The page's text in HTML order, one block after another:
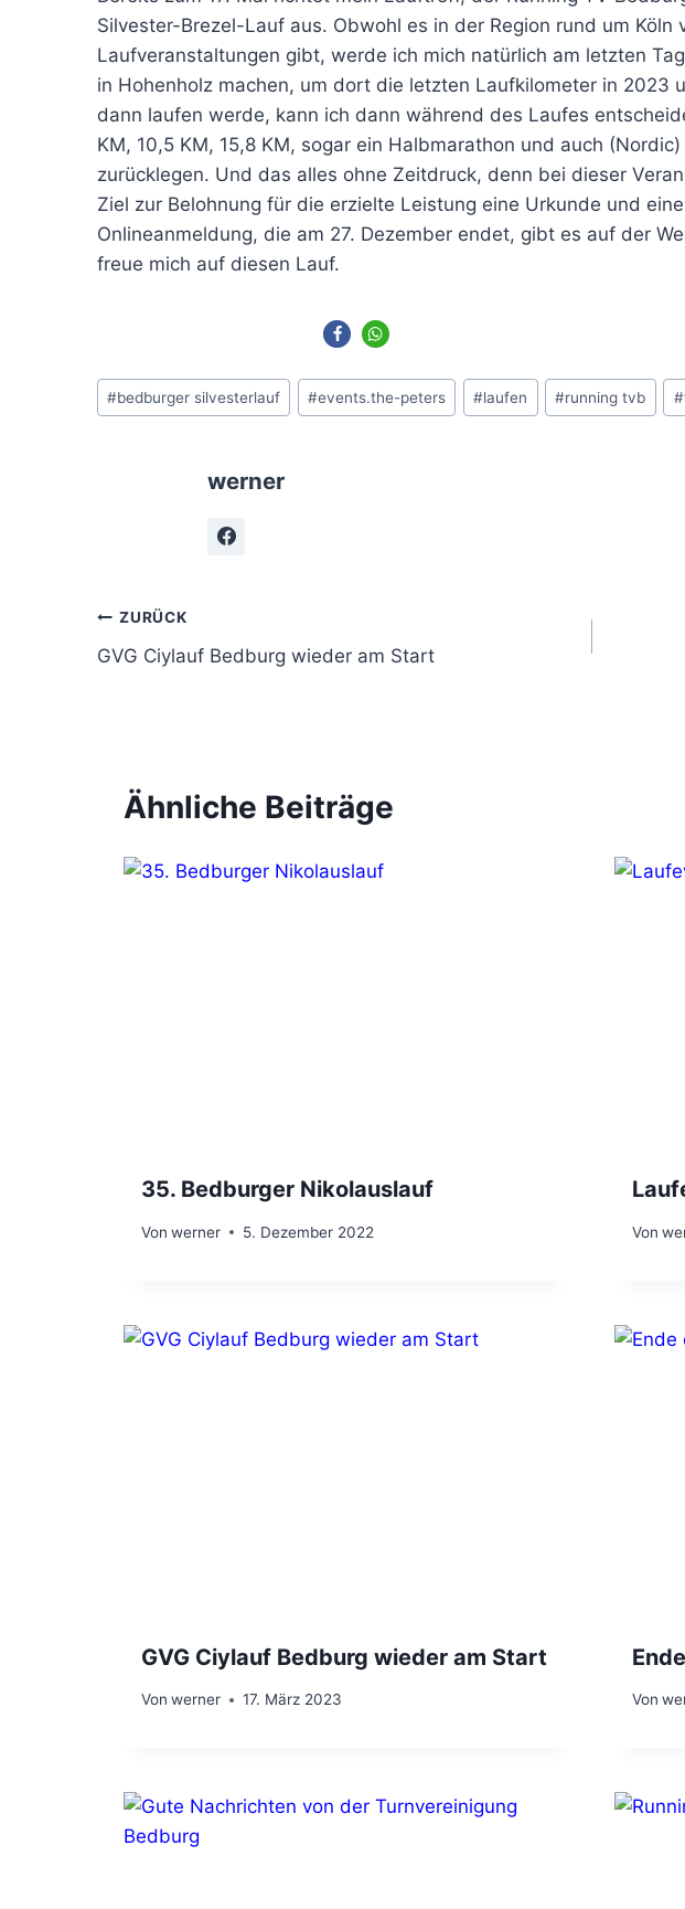
Silvester-Brezel-Lauf aus. Obwohl es in der Region rund um Köln
Laufveranstaltungen gibt, werde ich mich natürlich am letzten
in Hohenholz machen, um dort die letzten Laufkilometer in 2023
dann laufen werde, kann ich dann während des Laufes
KM, 10,5 KM, 15,8 KM, sogar ein Halbmarathon und auch
zurücklegen. Und das alles ohne Zeitdruck, denn bei dieser
Ziel zur Belohnung für die erzielte Leistung eine Urkunde und
Onlineanmeldung, die am 27. Dezember endet, gibt es auf der
freue mich auf diesen Lauf.
Schlagworte:
#bedburger silvesterlauf #events.the-peters #laufen #running tvb #
werner
Beitragsnavigation
ZURÜCK
GVG Ciylauf Bedburg wieder am Start
Ähnliche Beiträge
35. Bedburger Nikolauslauf
Von werner 5. Dezember 2022 Von
GVG Ciylauf Bedburg wieder am Start
Von werner 17. März 2023 Von